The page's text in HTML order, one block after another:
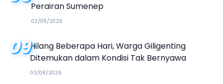
Perairan Sumenep
02/08/2026
09Hilang Beberapa Hari, Warga Giligenting
Ditemukan dalam Kondisi Tak Bernyawa
03/08/2026